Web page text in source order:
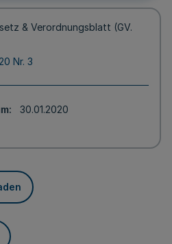
& Verordnungsblatt (GV.
Nr. 3
30.01.2020